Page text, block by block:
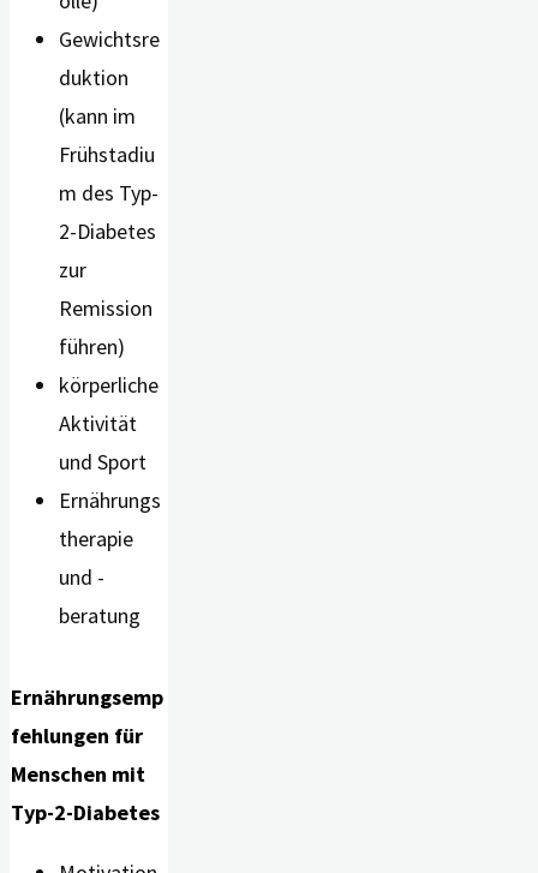
Gewichtsre
duktion
(kann im
Frühstadiu
m des Typ-
2-Diabetes
zur
Remission
führen)
körperliche
Aktivität
und Sport
Ernährungs
therapie
und -
beratung
Ernährungsemp
fehlungen für
Menschen mit
Typ-2-Diabetes